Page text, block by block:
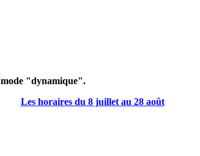
"dynamique".
Les horaires du 8 juillet au 28 août